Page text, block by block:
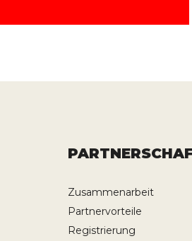
Zusammenarbeit
Partnervorteile
Registrierung